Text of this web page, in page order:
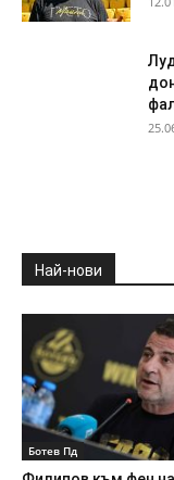
Най-нови
Ботев Пд